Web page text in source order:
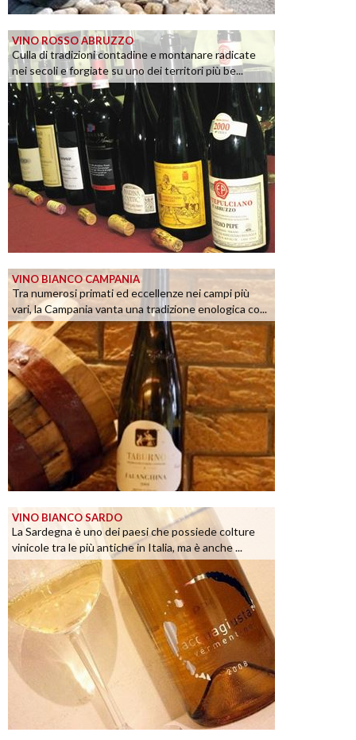
VINO ROSSO ABRUZZO
Culla di tradizioni contadine e montanare radicate
nei secoli e forgiate su uno dei territori più be...
VINO BIANCO CAMPANIA
Tra numerosi primati ed eccellenze nei campi più
vari, la Campania vanta una tradizione enologica co...
VINO BIANCO SARDO
La Sardegna è uno dei paesi che possiede colture
vinicole tra le più antiche in Italia, ma è anche ...